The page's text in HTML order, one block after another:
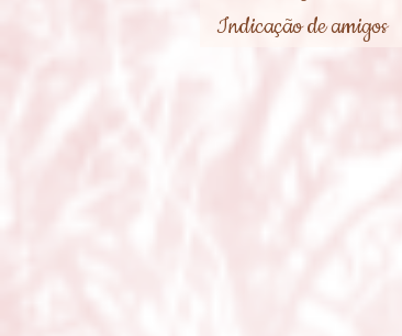
Indicação de amigos